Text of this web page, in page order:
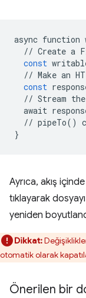
async function
// Create a
const
// Make an
const
// Stream the
await
// pipeTo()
}
Ayrıca, akış içinde
tıklayarak
yeniden
Dikkat:
otomatik olarak
Önerilen bir